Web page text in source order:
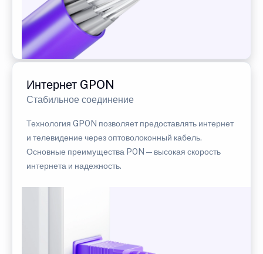
Интернет GPON
Стабильное соединение
Технология GPON позволяет предоставлять интернет
и телевидение через оптоволоконный кабель.
Основные преимущества PON — высокая скорость
интернета и надежность.